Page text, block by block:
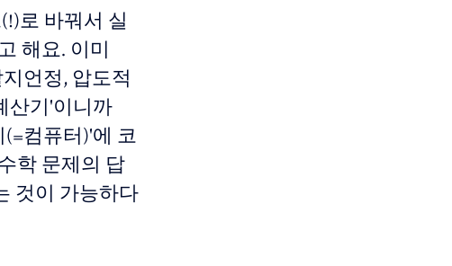
로 바꿔서 실
해요. 이미
언정, 압도적
산기'이니까
컴퓨터)'에 코
학 문제의 답
것이 가능하다